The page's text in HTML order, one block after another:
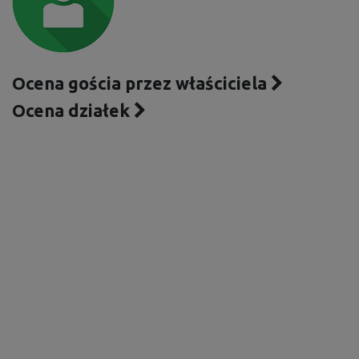
Ocena gościa przez właściciela
Ocena działek